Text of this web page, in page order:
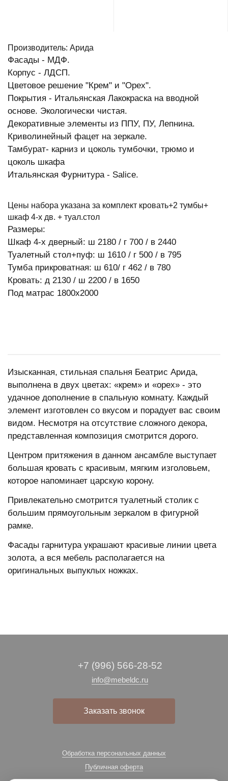
Производитель: Арида
Фасады - МДФ.
Корпус - ЛДСП.
Цветовое решение "Крем" и "Орех".
Покрытия - Итальянская Лакокраска на вводной
основе. Экологически чистая.
Декоративные элементы из ППУ, ПУ, Лепнина.
Криволинейный фацет на зеркале.
Тамбурат- карниз и цоколь тумбочки, трюмо и
цоколь шкафа
Итальянская Фурнитура - Salice.
Цены набора указана за комплект кровать+2 тумбы+
шкаф 4-х дв. + туал.стол
Размеры:
Шкаф 4-х дверный: ш 2180 / г 700 / в 2440
Туалетный стол+пуф: ш 1610 / г 500 / в 795
Тумба прикроватная: ш 610/ г 462 / в 780
Кровать: д 2130 / ш 2200 / в 1650
Под матрас 1800х2000
Изысканная, стильная спальня Беатрис Арида,
выполнена в двух цветах: «крем» и «орех» - это
удачное дополнение в спальную комнату. Каждый
элемент изготовлен со вкусом и порадует вас своим
видом. Несмотря на отсутствие сложного декора,
представленная композиция смотрится дорого.
Центром притяжения в данном ансамбле выступает
большая кровать с красивым, мягким изголовьем,
которое напоминает царскую корону.
Привлекательно смотрится туалетный столик с
большим прямоугольным зеркалом в фигурной
рамке.
Фасады гарнитура украшают красивые линии цвета
золота, а вся мебель располагается на
оригинальных выпуклых ножках.
+7 (996) 566-28-52
info@mebeldc.ru
Заказать звонок
Обработка персональных данных
Публичная оферта